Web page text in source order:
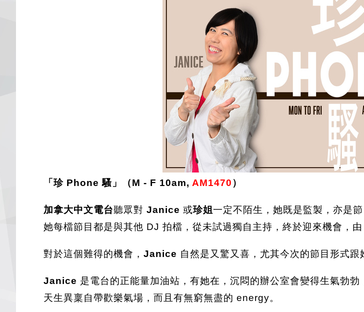
「珍 Phone 騷」（M - F 10am, AM1470 ）
加拿大中文電台聽眾對 Janice 或珍姐 一定不陌生，她既是監製，亦是
她每檔節目都是與其他 DJ 拍檔，從未試過獨自主持，終於迎來機會，
對於這個難得的機會， Janice 自然是又驚又喜，尤其今次的節目形式跟
Janice 是電台的正能量加油站，有她在，沉悶的辦公室會變得生氣勃
天生異稟自帶歡樂氣場，而且有無窮無盡的 energy。